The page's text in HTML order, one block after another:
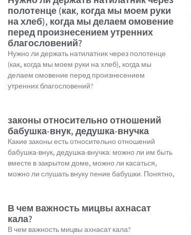
полотенце (как, когда мы моем руки
на хлеб), когда мы делаем омовение
перед произнесением утренних
благословений?
Нужно ли держать натилатник через полотенце
(как, когда мы моем руки на хлеб), когда мы
делаем омовение перед произнесением
утренних благословений?
законы относительно отношений
бабушка-внук, дедушка-внучка
Какие законы есть относительно отношений
бабушка-внук, дедушка-внучка: можно ли им быть
вместе в закрытом доме, можно ли касаться,
можно ли слушать внуку пение бабушки. Понятно,
В чем важность мицвы ахнасат
кала?
В чем важность мицвы ахнасат кала?